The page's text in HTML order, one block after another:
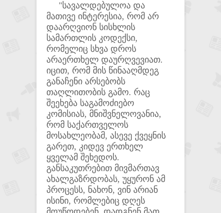
"სავალდებულოა და
მათივე ინტერესია, რომ არ
დაარღვიონ სისხლის
სამართლის კოდექსი,
რომელიც სხვა დროს
არაერთხელ დაურღვევიათ.
იცით, რომ მის წინააღმდეგ
განაჩენი არსებობს
თაღლითობის გამო. რაც
შეეხება საგამოძიებო
კომისიას, მნიშვნელოვანია,
რომ საქართველოს
მოსახლეობამ, ასევე ქვეყნის
გარეთ, კიდევ ერთხელ
ყველამ შეხედოს.
განსაკუთრებით მივმართავ
ახალგაზრდობას, უყურონ ამ
პროცესს, ნახონ, ვინ არიან
ისინი, რომლებიც დღეს